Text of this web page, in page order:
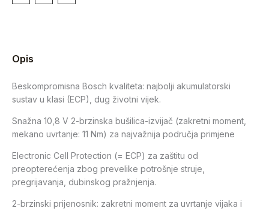
Opis
Beskompromisna Bosch kvaliteta: najbolji akumulatorski
sustav u klasi (ECP), dug životni vijek.
Snažna 10,8 V 2-brzinska bušilica-izvijač (zakretni moment,
mekano uvrtanje: 11 Nm) za najvažnija područja primjene
Electronic Cell Protection (= ECP) za zaštitu od
preopterećenja zbog prevelike potrošnje struje,
pregrijavanja, dubinskog pražnjenja.
2-brzinski prijenosnik: zakretni moment za uvrtanje vijaka i